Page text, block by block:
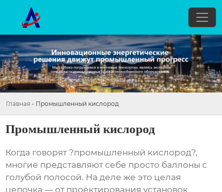
Главная - Промышленный кислород
Промышленный кислород
Когда говорят ?промышленный кислород?,
многие представляют себе просто баллоны с
голубой полосой. На деле же это целая
цепочка — от проектирования установок